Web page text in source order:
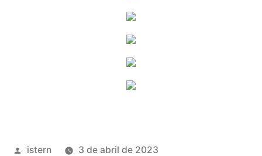
Publicado
istern
3 de abril de 2023